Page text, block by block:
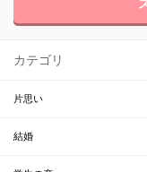
カテゴリ
片思い
結婚